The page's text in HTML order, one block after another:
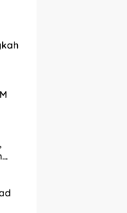
Wartawan, dan
HUT ke-81 RI